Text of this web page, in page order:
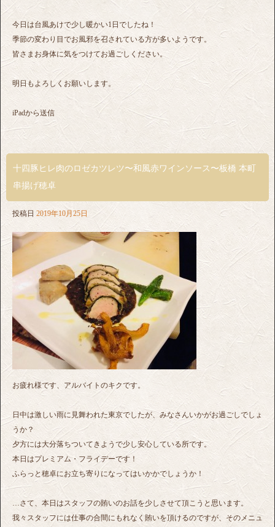
今日は台風あけで少し暖かい1日でしたね！
季節の変わり目でお風邪を召されている方が多いようです。
皆さまお身体に気をつけてお過ごしください。
明日もよろしくお願いします。
iPadから送信
十四豚ヒレ肉のロゼカツレツ〜和風赤ワインソース〜板橋 本町
串揚げ穂卓
投稿日 2019年10月25日
お疲れ様です、アルバイトのキクです。
日中は激しい雨に見舞われた東京でしたが、みなさんいかがお過ごしでしょ
うか？
夕方には大分落ちついてきようで少し安心している所です。
本日はプレミアム・フライデーです！
ふらっと穂卓にお立ち寄りになってはいかかでしょうか！
…さて、本日はスタッフの賄いのお話を少しさせて頂こうと思います。
我々スタッフには仕事の合間にもれなく賄いを頂けるのですが、そのメニュ